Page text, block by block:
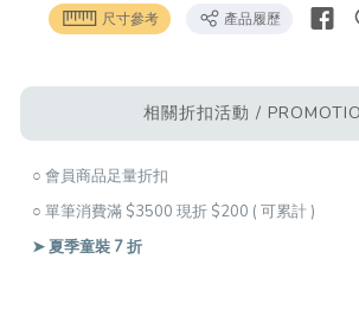
尺寸參考 產品履歷
相關折扣活動 /
○ 會員商品足量折扣
○ 單筆消費滿 $3500 現折 $200 ( 可累計 )
➤ 夏季童裝 7 折